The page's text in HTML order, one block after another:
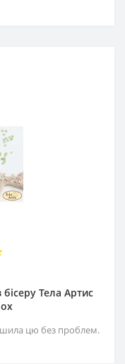
Тела Артис
цю без проблем.